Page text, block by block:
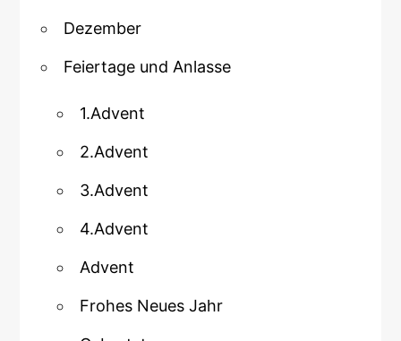
Dezember
Feiertage und Anlasse
1.Advent
2.Advent
3.Advent
4.Advent
Advent
Frohes Neues Jahr